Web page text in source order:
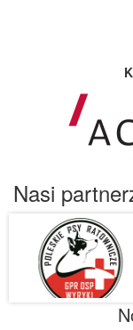
Nasi